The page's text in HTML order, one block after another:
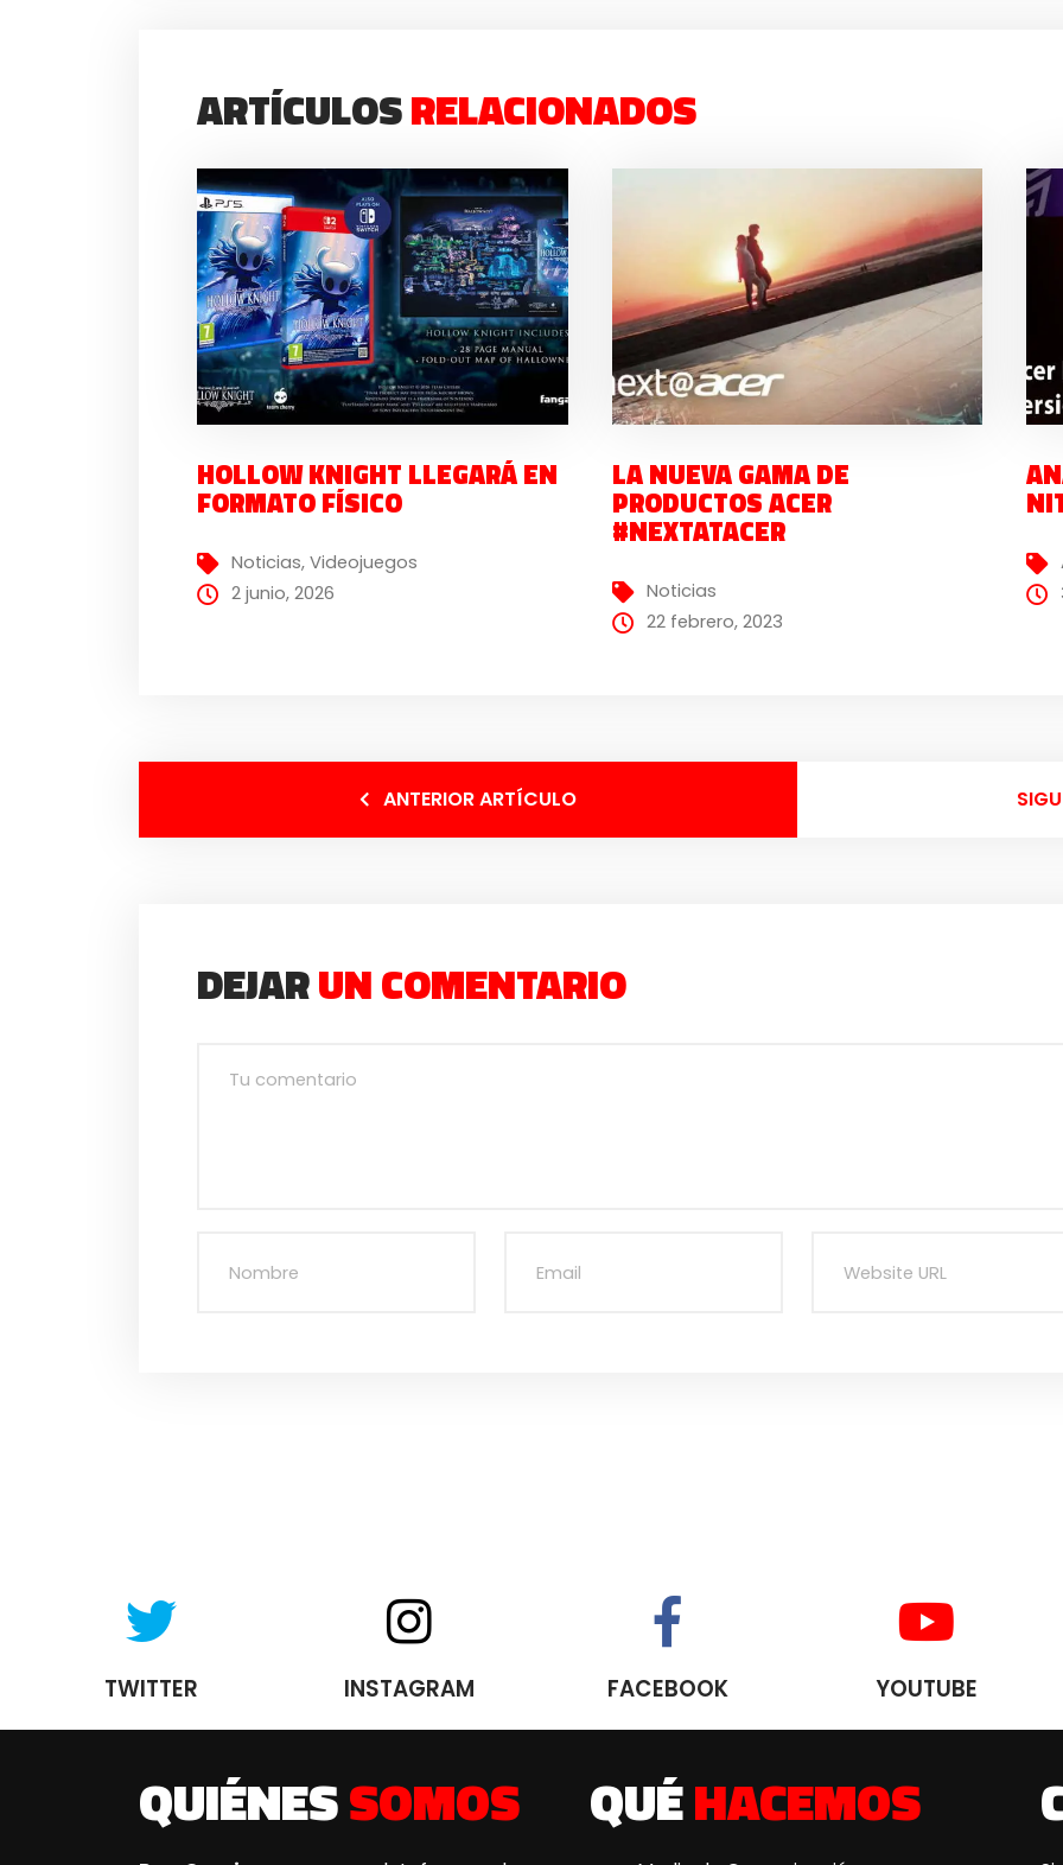
ARTÍCULOSRELACIONADOS
HOLLOW KNIGHT LLEGARÁ EN
FORMATO FÍSICO
Noticias,Videojuegos
2 junio, 2026
LA NUEVA GAMA DE
PRODUCTOS ACER
#NEXTATACER
Noticias
22 febrero, 2023
ANTERIOR ARTÍCULO
DEJARUN COMENTARIO
TWITTER INSTAGRAM FACEBOOK YOUTUBE
QUIÉNESSOMOS QUÉHACEMOS